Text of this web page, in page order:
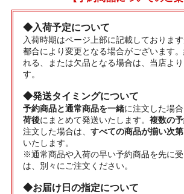
◆入荷予定について
入荷時期はページ上部に記載しておりま
都合により変更となる場合がございます
れる、または欠品となる場合は、当店よ
す。
◆発送タイミングについて
予約商品と通常商品を一緒に注文した場合
荷後にまとめて発送いたします。 複数の
注文した場合は、 すべての商品が揃い次第
いたします。
※通常商品や入荷の早い予約商品を先に
は、別々にご注文ください。
◆お届け日の指定について